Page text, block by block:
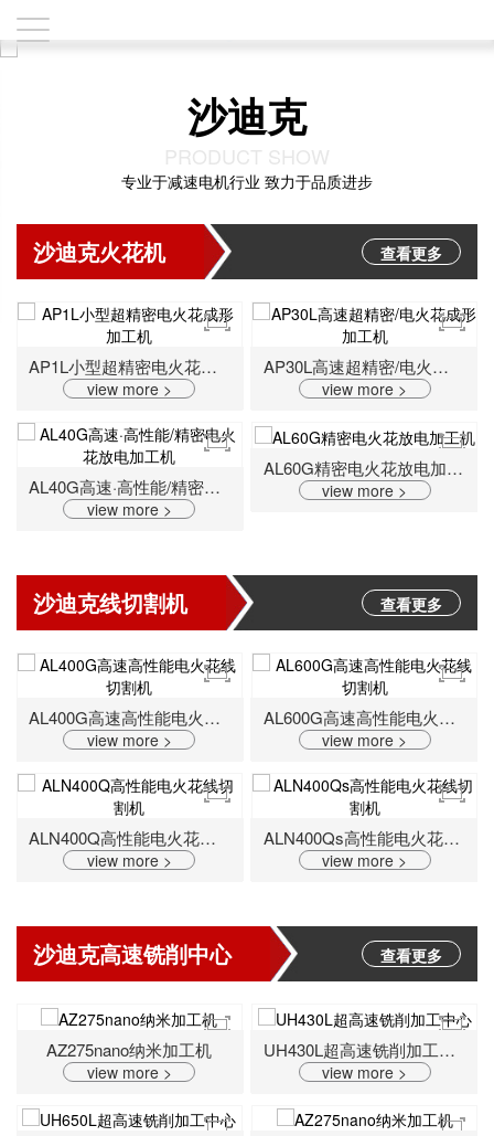
沙迪克
PRODUCT SHOW
专业于减速电机行业 致力于品质进步
沙迪克火花机 查看更多
AP1L小型超精密电火花成形加工机
view more >
AP30L高速超精密/电火花成形加工机
view more >
AL40G高速·高性能/精密电火花放电加工机
view more >
AL60G精密电火花放电加工机
view more >
沙迪克线切割机 查看更多
AL400G高速高性能电火花线切割机
view more >
AL600G高速高性能电火花线切割机
view more >
ALN400Q高性能电火花线切割机
view more >
ALN400Qs高性能电火花线切割机
view more >
沙迪克高速铣削中心 查看更多
AZ275nano纳米加工机
view more >
UH430L超高速铣削加工中心
view more >